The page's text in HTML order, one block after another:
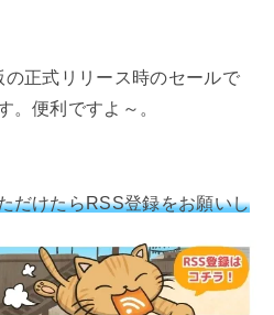
正式リリース時のセールで
。便利ですよ～。
だけたらRSS登録をお願いし